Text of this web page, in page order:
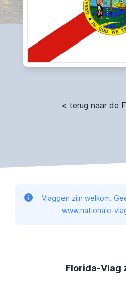
« terug naar de
Vlaggen zijn welkom.
www.nationale-
Florida-Vlag